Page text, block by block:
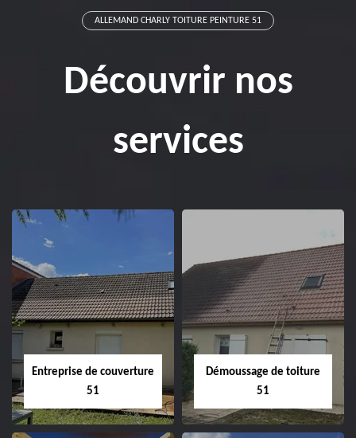
ALLEMAND CHARLY TOITURE PEINTURE 51
Découvrir nos
services
Entreprise de couverture
51
Démoussage de toiture
51